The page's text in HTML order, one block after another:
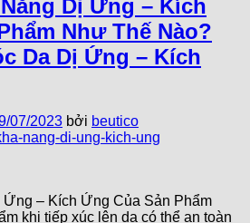
Dị Ứng – Kích
Như Thế Nào?
Da Dị Ứng – Kích
07/2023 bởi beutico
– Kích Ứng Của Sản Phẩm
khi tiếp xúc lên da có thể an toàn